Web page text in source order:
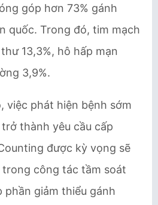
góp hơn 73% gánh
quốc. Trong đó, tim mạch
13,3%, hô hấp mạn
3,9%.
việc phát hiện bệnh sớm
thành yêu cầu cấp
được kỳ vọng sẽ
công tác tầm soát
phần giảm thiểu gánh